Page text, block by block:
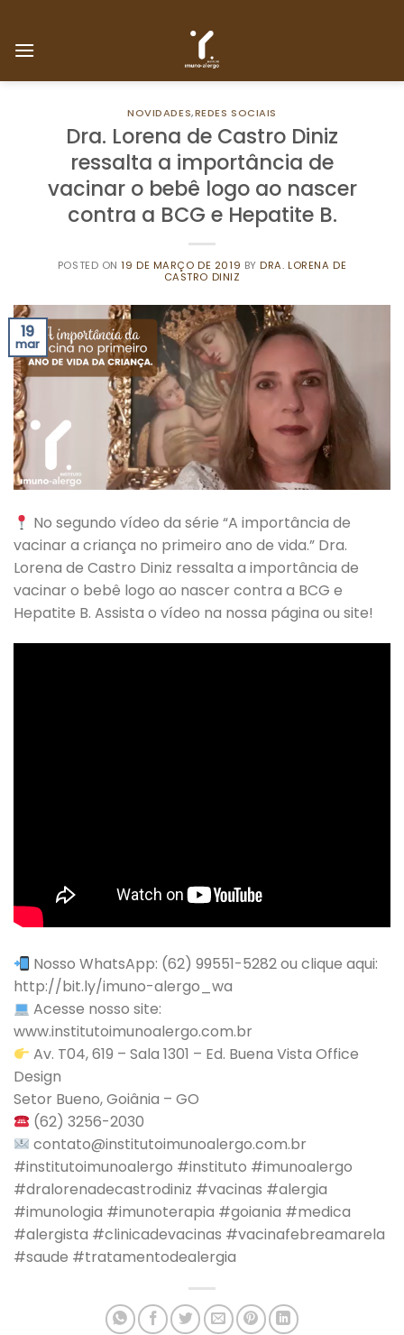
content
NOVIDADES,REDES SOCIAIS
Dra. Lorena de Castro Diniz
ressalta a importância de
vacinar o bebê logo ao nascer
contra a BCG e Hepatite B.
POSTED ON19 DE MARÇO DE 2019 BYDRA. LORENA DE
CASTRO DINIZ
19
mar
No segundo vídeo da série “A importância de
vacinar a criança no primeiro ano de vida.” Dra.
Lorena de Castro Diniz ressalta a importância de
vacinar o bebê logo ao nascer contra a BCG e
Hepatite B. Assista o vídeo na nossa página ou site!
Nosso WhatsApp: (62) 99551-5282 ou clique aqui:
http://bit.ly/imuno-alergo_wa
Acesse nosso site:
www.institutoimunoalergo.com.br
Av. T04, 619 – Sala 1301 – Ed. Buena Vista Office
Design
Setor Bueno, Goiânia – GO
(62) 3256-2030
contato@institutoimunoalergo.com.br
#institutoimunoalergo #instituto #imunoalergo
#dralorenadecastrodiniz #vacinas #alergia
#imunologia #imunoterapia #goiania #medica
#alergista #clinicadevacinas #vacinafebreamarela
#saude #tratamentodealergia